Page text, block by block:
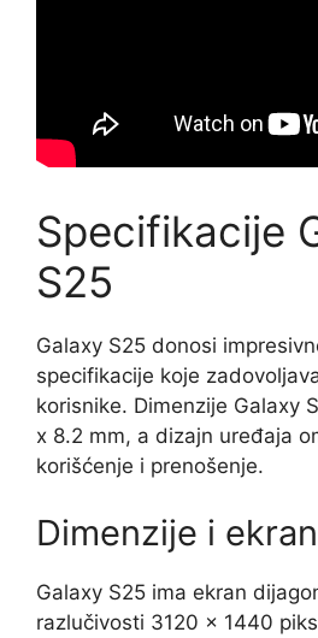
Specifikacije
S25
Galaxy S25 donosi
specifikacije koje
korisnike. Dimenzije Galaxy
x 8.2 mm, a dizajn uređaja
korišćenje i prenošenje.
Dimenzije i ekran
Galaxy S25 ima ekran
razlučivosti 3120 x 1440